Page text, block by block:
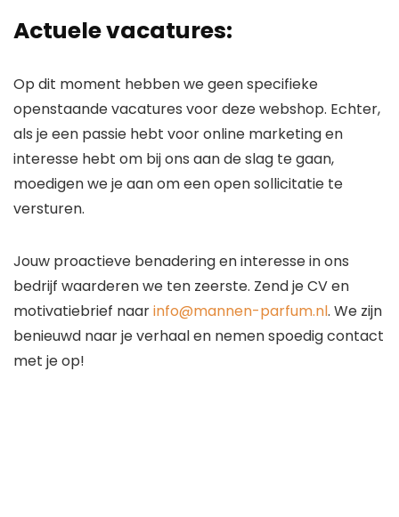
Actuele vacatures:
Op dit moment hebben we geen specifieke
openstaande vacatures voor deze webshop. Echter,
als je een passie hebt voor online marketing en
interesse hebt om bij ons aan de slag te gaan,
moedigen we je aan om een open sollicitatie te
versturen.
Jouw proactieve benadering en interesse in ons
bedrijf waarderen we ten zeerste. Zend je CV en
motivatiebrief naarinfo@mannen-parfum.nl. We zijn
benieuwd naar je verhaal en nemen spoedig contact
met je op!